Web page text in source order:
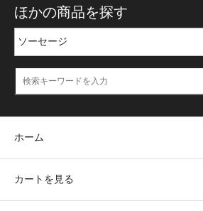
ほかの商品を探す
ホーム
カートを見る